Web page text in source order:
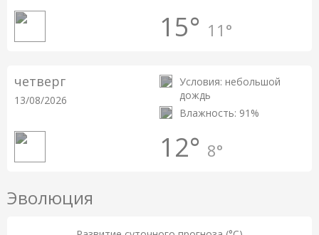
15° 11°
четверг
13/08/2026
Условия: небольшой
дождь
Влажность: 91%
12° 8°
Эволюция